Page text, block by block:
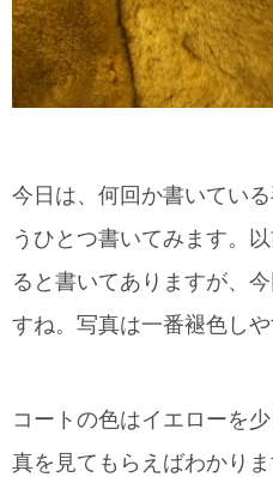
今日は、何回か書いてい
うひとつ書いてみます。
ると書いてありますが、
すね。写真は一番褪色しや
コートの色はイエローを
真を見てもらえばわかり